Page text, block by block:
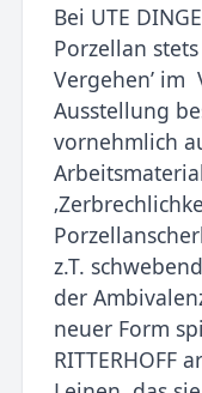
Bei UTE
Porzellan
Vergehen’
Ausstellung
vornehmlich
z.T.
der
neuer Form
RITTERHOFF